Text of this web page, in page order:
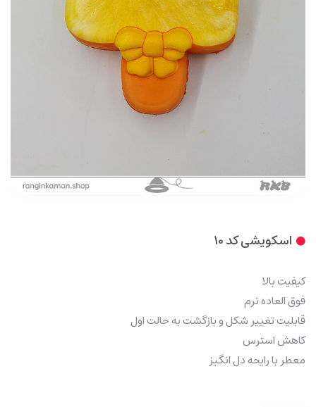
اسکویشی کد 10
کیفیت بالا
فوق العاده نرم
قابلیت تغییر شکل و بازگشت به حالت اول
کاهش استرس
معطر با رایحه دل انگیز